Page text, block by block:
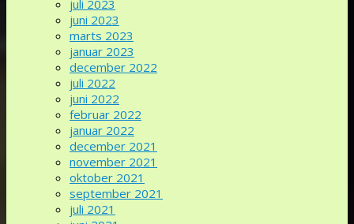
juli 2023
juni 2023
marts 2023
januar 2023
december 2022
juli 2022
juni 2022
februar 2022
januar 2022
december 2021
november 2021
oktober 2021
september 2021
juli 2021